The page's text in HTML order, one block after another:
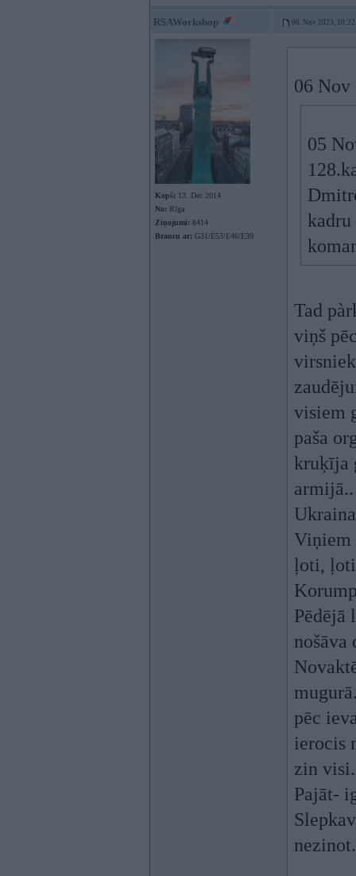
RSAWorkshop 06. Nov 2023, 10:22
Kopš: 13. Dec 2014
No: Rīga
Ziņojumi: 8414
Braucu ar: G31/E53/E46/E39
06
05
Tad
viņš
visiem
paša
kruķīja
Viņiem
ļoti, ļoti
Pēdējā
nošāva
pēc
ierocis
zin
Pajāt-